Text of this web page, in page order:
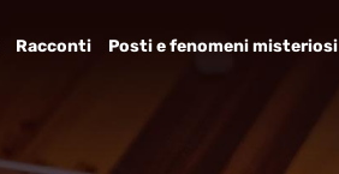
Racconti Posti e fenomeni misteriosi